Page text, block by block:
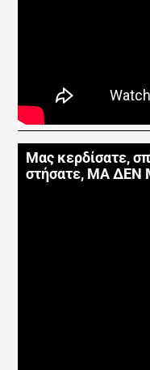
Μας κερδίσατε,
στήσατε, ΜΑ ΔΕΝ